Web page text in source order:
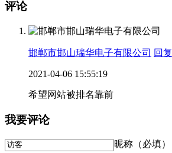
评论
邯郸市邯山瑞华电子有限公司 回复
2021-04-06 15:55:19
希望网站被排名靠前
我要评论
昵称（必填）